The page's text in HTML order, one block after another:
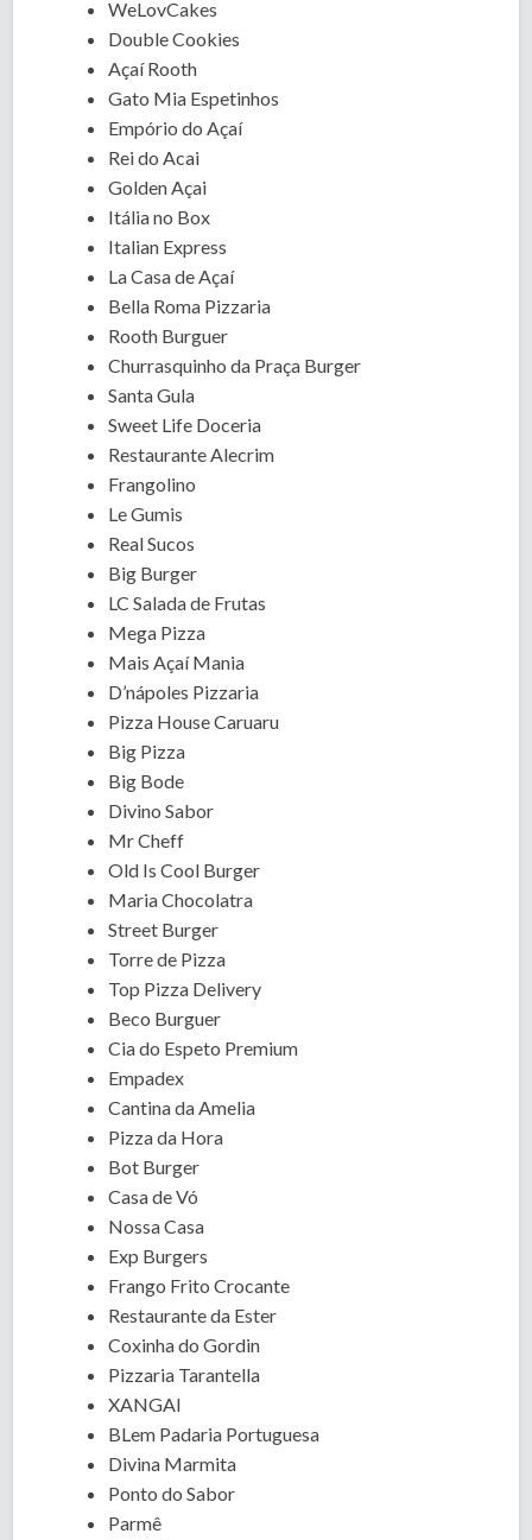
WeLovCakes
Double Cookies
Açaí Rooth
Gato Mia Espetinhos
Empório do Açaí
Rei do Acai
Golden Açai
Itália no Box
Italian Express
La Casa de Açaí
Bella Roma Pizzaria
Rooth Burguer
Churrasquinho da Praça Burger
Santa Gula
Sweet Life Doceria
Restaurante Alecrim
Frangolino
Le Gumis
Real Sucos
Big Burger
LC Salada de Frutas
Mega Pizza
Mais Açaí Mania
D’nápoles Pizzaria
Pizza House Caruaru
Big Pizza
Big Bode
Divino Sabor
Mr Cheff
Old Is Cool Burger
Maria Chocolatra
Street Burger
Torre de Pizza
Top Pizza Delivery
Beco Burguer
Cia do Espeto Premium
Empadex
Cantina da Amelia
Pizza da Hora
Bot Burger
Casa de Vó
Nossa Casa
Exp Burgers
Frango Frito Crocante
Restaurante da Ester
Coxinha do Gordin
Pizzaria Tarantella
XANGAI
BLem Padaria Portuguesa
Divina Marmita
Ponto do Sabor
Parmê